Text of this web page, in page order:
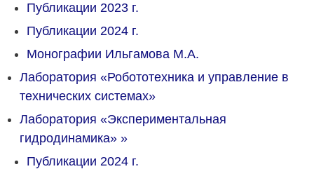
Публикации 2023 г.
Публикации 2024 г.
Монографии Ильгамова М.А.
Лаборатория «Робототехника и управление в
технических системах»
Лаборатория «Экспериментальная
гидродинамика» »
Публикации 2024 г.